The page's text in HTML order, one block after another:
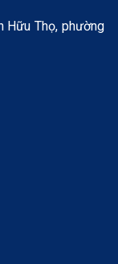
Hữu Thọ, phường